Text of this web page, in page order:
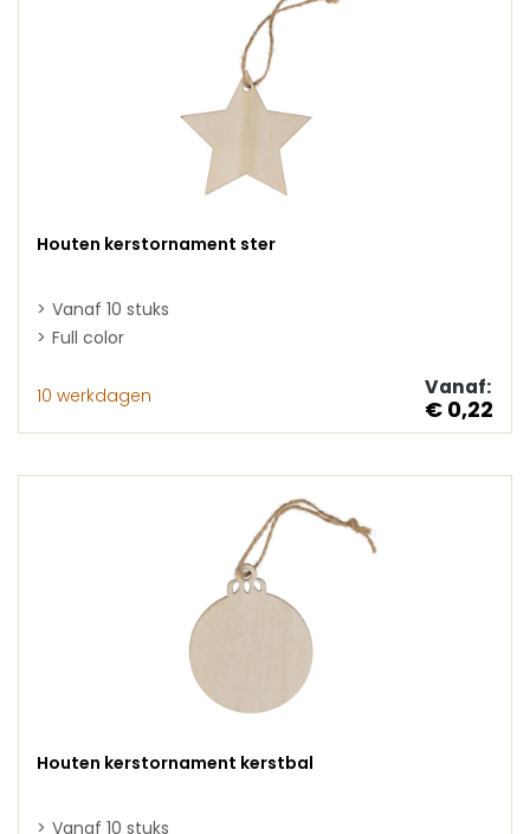
Houten kerstornament ster
Vanaf 10 stuks
Full color
10 werkdagen Vanaf:
€ 0,22
Houten kerstornament kerstbal
Vanaf 10 stuks